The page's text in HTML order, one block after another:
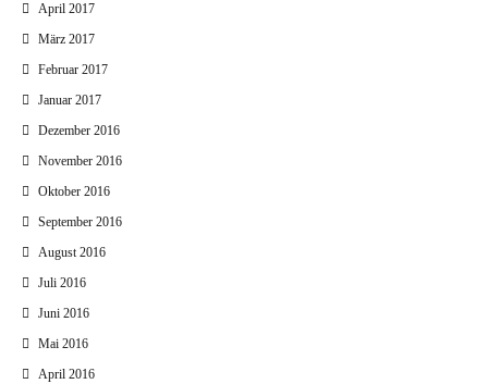
April 2017
März 2017
Februar 2017
Januar 2017
Dezember 2016
November 2016
Oktober 2016
September 2016
August 2016
Juli 2016
Juni 2016
Mai 2016
April 2016